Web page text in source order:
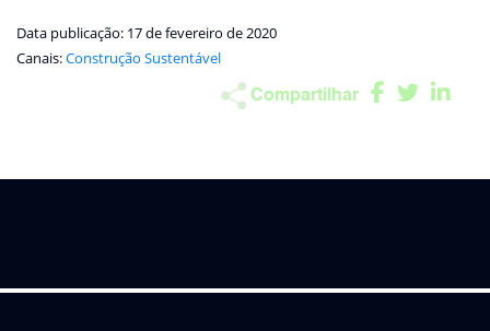
Data publicação: 17 de fevereiro de 2020
Canais:Construção Sustentável
Compartilhar